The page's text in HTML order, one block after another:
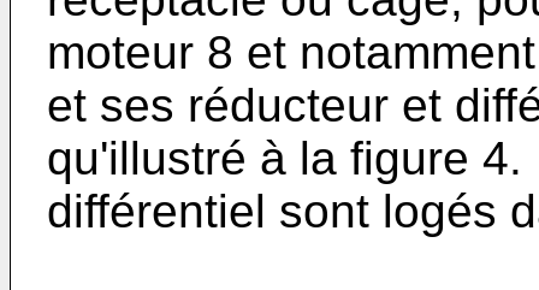
moteur 8 et
et ses réducteur et
qu'illustré à la figure
différentiel sont logés